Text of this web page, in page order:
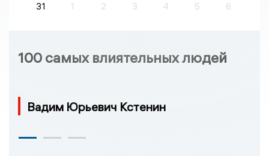
31
1 2 3 4 5 6
100 самых влиятельных людей
Вадим Юрьевич Кстенин